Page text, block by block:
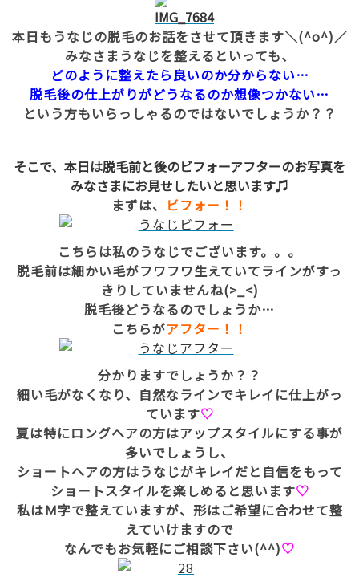
本日もうなじの脱毛のお話をさせて頂きます＼(^o^)／
みなさまうなじを整えるといっても、
どのように整えたら良いのか分からない…
脱毛後の仕上がりがどうなるのか想像つかない…
という方もいらっしゃるのではないでしょうか？？
そこで、本日は脱毛前と後のビフォーアフターのお写真を
みなさまにお見せしたいと思います♫
まずは、 ビフォー！！
こちらは私のうなじでございます。。。
脱毛前は細かい毛がフワフワ生えていてラインがすっ
きりしていませんね(>_<)
脱毛後どうなるのでしょうか…
こちらがアフター！！
分かりますでしょうか？？
細い毛がなくなり、自然なラインでキレイに仕上がっ
ています♡
夏は特にロングヘアの方はアップスタイルにする事が
多いでしょうし、
ショートヘアの方はうなじがキレイだと自信をもって
ショートスタイルを楽しめると思います♡
私はＭ字で整えていますが、形はご希望に合わせて整
えていけますので
なんでもお気軽にご相談下さい(^^)♡